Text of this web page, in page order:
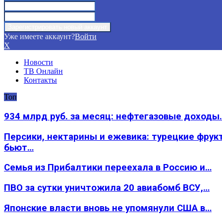
Уже имеете аккаунт?Войти
X
Новости
ТВ Онлайн
Контакты
Топ
934 млрд руб. за месяц: нефтегазовые
Персики, нектарины и ежевика: турецкие
бьют…
Семья из Прибалтики переехала в Россию и…
ПВО за сутки уничтожила 20 авиабомб ВСУ,…
Японские власти вновь не упомянули США в…